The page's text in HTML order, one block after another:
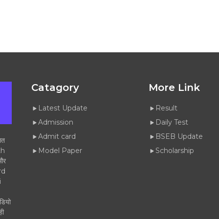
Catagory
Latest Update
Admission
Admit card
Model Paper
More Link
Result
Daily Test
BSEB Update
Scholarship